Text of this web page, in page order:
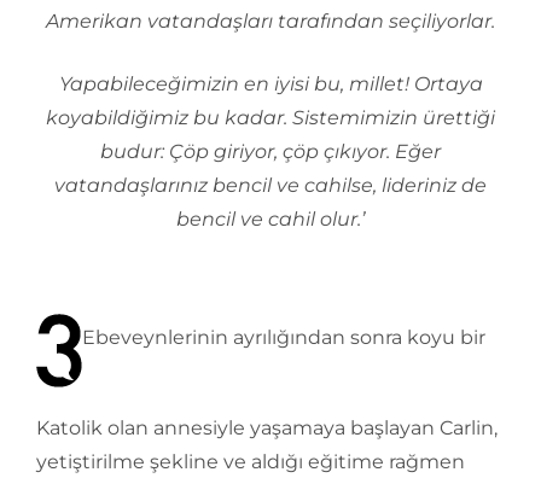
Amerikan vatandaşları tarafından seçiliyorlar.
Yapabileceğimizin en iyisi bu, millet! Ortaya
koyabildiğimiz bu kadar. Sistemimizin ürettiği
budur: Çöp giriyor, çöp çıkıyor. Eğer
vatandaşlarınız bencil ve cahilse, lideriniz de
bencil ve cahil olur.’
Ebeveynlerinin ayrılığından sonra koyu bir
Katolik olan annesiyle yaşamaya başlayan Carlin,
yetiştirilme şekline ve aldığı eğitime rağmen